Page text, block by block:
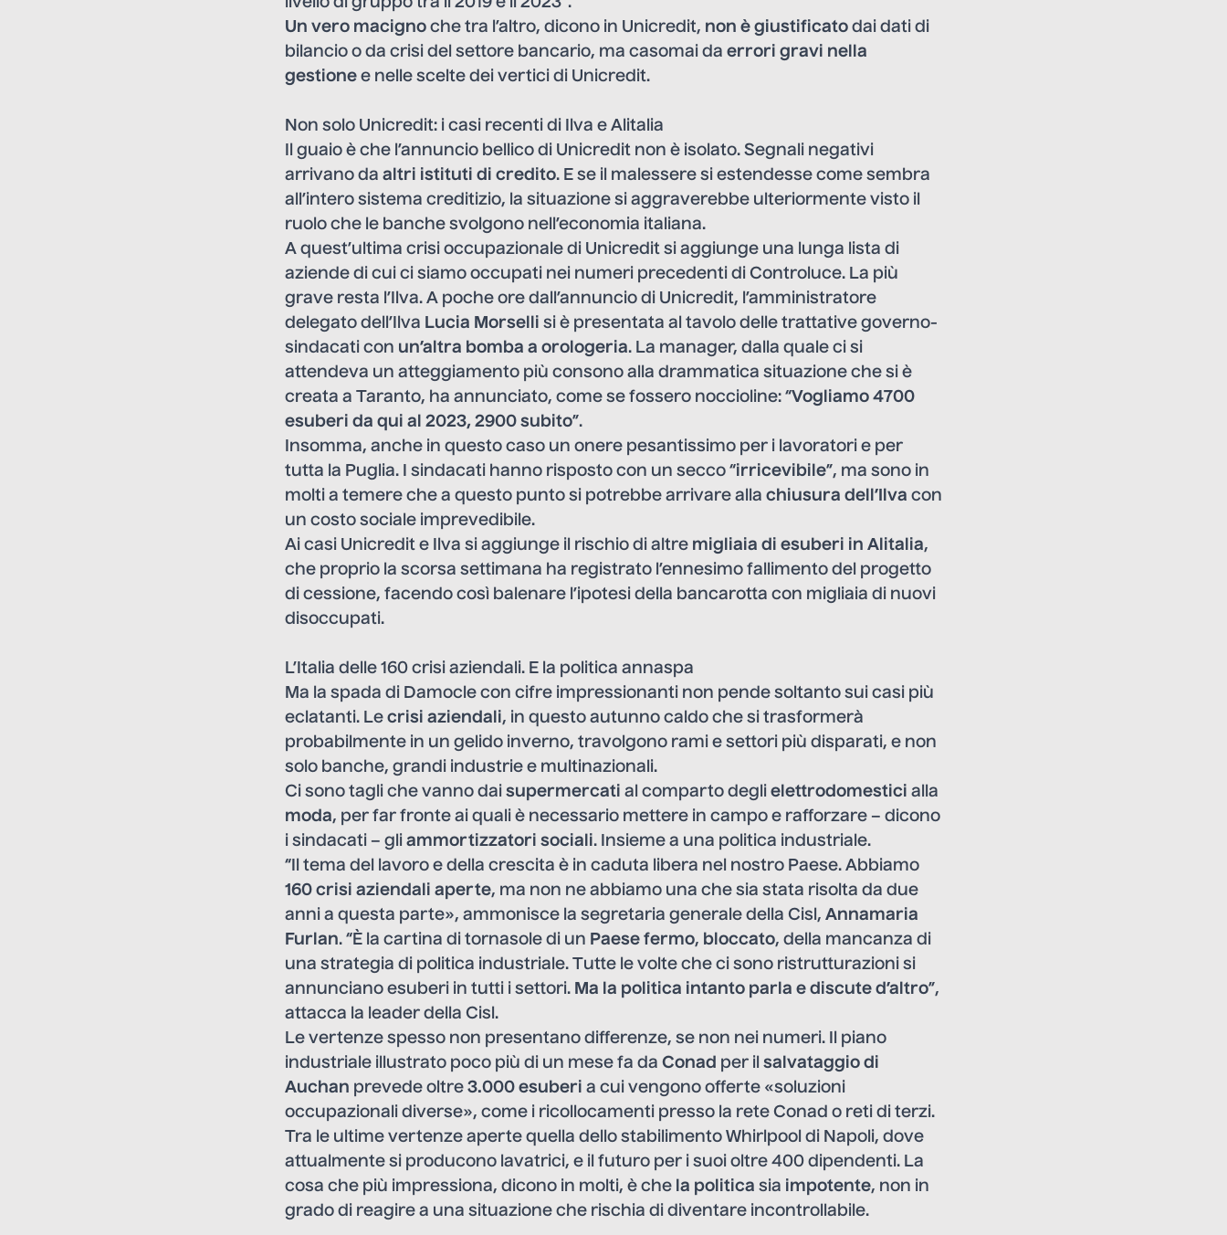
Un vero macigno che tra l’altro, dicono in Unicredit, non è giustificato dai dati di
bilancio o da crisi del settore bancario, ma casomai da errori gravi nella
gestione e nelle scelte dei vertici di Unicredit.
Non solo Unicredit: i casi recenti di Ilva e Alitalia
Il guaio è che l’annuncio bellico di Unicredit non è isolato. Segnali negativi
arrivano da altri istituti di credito. E se il malessere si estendesse come sembra
all’intero sistema creditizio, la situazione si aggraverebbe ulteriormente visto il
ruolo che le banche svolgono nell’economia italiana.
A quest’ultima crisi occupazionale di Unicredit si aggiunge una lunga lista di
aziende di cui ci siamo occupati nei numeri precedenti di Controluce. La più
grave resta l’Ilva. A poche ore dall’annuncio di Unicredit, l’amministratore
delegato dell’Ilva Lucia Morselli si è presentata al tavolo delle trattative governo-
sindacati con un’altra bomba a orologeria. La manager, dalla quale ci si
attendeva un atteggiamento più consono alla drammatica situazione che si è
creata a Taranto, ha annunciato, come se fossero noccioline: “Vogliamo 4700
esuberi da qui al 2023, 2900 subito”.
Insomma, anche in questo caso un onere pesantissimo per i lavoratori e per
tutta la Puglia. I sindacati hanno risposto con un secco “irricevibile”, ma sono in
molti a temere che a questo punto si potrebbe arrivare alla chiusura dell’Ilva con
un costo sociale imprevedibile.
Ai casi Unicredit e Ilva si aggiunge il rischio di altre migliaia di esuberi in Alitalia,
che proprio la scorsa settimana ha registrato l’ennesimo fallimento del progetto
di cessione, facendo così balenare l’ipotesi della bancarotta con migliaia di nuovi
disoccupati.
L’Italia delle 160 crisi aziendali. E la politica annaspa
Ma la spada di Damocle con cifre impressionanti non pende soltanto sui casi più
eclatanti. Le crisi aziendali, in questo autunno caldo che si trasformerà
probabilmente in un gelido inverno, travolgono rami e settori più disparati, e non
solo banche, grandi industrie e multinazionali.
Ci sono tagli che vanno dai supermercati al comparto degli elettrodomestici alla
moda, per far fronte ai quali è necessario mettere in campo e rafforzare – dicono
i sindacati – gli ammortizzatori sociali. Insieme a una politica industriale.
“Il tema del lavoro e della crescita è in caduta libera nel nostro Paese. Abbiamo
160 crisi aziendali aperte, ma non ne abbiamo una che sia stata risolta da due
anni a questa parte», ammonisce la segretaria generale della Cisl, Annamaria
Furlan. “È la cartina di tornasole di un Paese fermo, bloccato, della mancanza di
una strategia di politica industriale. Tutte le volte che ci sono ristrutturazioni si
annunciano esuberi in tutti i settori. Ma la politica intanto parla e discute d’altro”,
attacca la leader della Cisl.
Le vertenze spesso non presentano differenze, se non nei numeri. Il piano
industriale illustrato poco più di un mese fa da Conad per il salvataggio di
Auchan prevede oltre 3.000 esuberi a cui vengono offerte «soluzioni
occupazionali diverse», come i ricollocamenti presso la rete Conad o reti di terzi.
Tra le ultime vertenze aperte quella dello stabilimento Whirlpool di Napoli, dove
attualmente si producono lavatrici, e il futuro per i suoi oltre 400 dipendenti. La
cosa che più impressiona, dicono in molti, è che la politica sia impotente, non in
grado di reagire a una situazione che rischia di diventare incontrollabile.